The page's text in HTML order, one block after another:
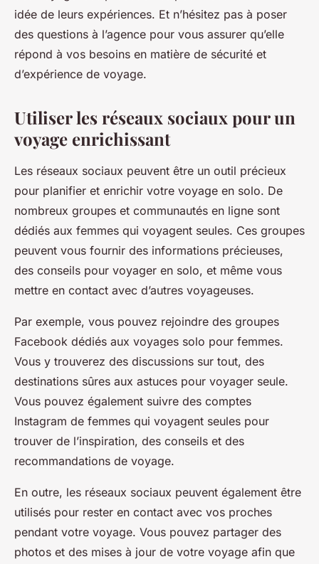
idée de leurs expériences. Et n’hésitez pas à poser
des questions à l’agence pour vous assurer qu’elle
répond à vos besoins en matière de sécurité et
d’expérience de voyage.
Utiliser les réseaux sociaux pour un
voyage enrichissant
Les réseaux sociaux peuvent être un outil précieux
pour planifier et enrichir votre voyage en solo. De
nombreux groupes et communautés en ligne sont
dédiés aux femmes qui voyagent seules. Ces groupes
peuvent vous fournir des informations précieuses,
des conseils pour voyager en solo, et même vous
mettre en contact avec d’autres voyageuses.
Par exemple, vous pouvez rejoindre des groupes
Facebook dédiés aux voyages solo pour femmes.
Vous y trouverez des discussions sur tout, des
destinations sûres aux astuces pour voyager seule.
Vous pouvez également suivre des comptes
Instagram de femmes qui voyagent seules pour
trouver de l’inspiration, des conseils et des
recommandations de voyage.
En outre, les réseaux sociaux peuvent également être
utilisés pour rester en contact avec vos proches
pendant votre voyage. Vous pouvez partager des
photos et des mises à jour de votre voyage afin que